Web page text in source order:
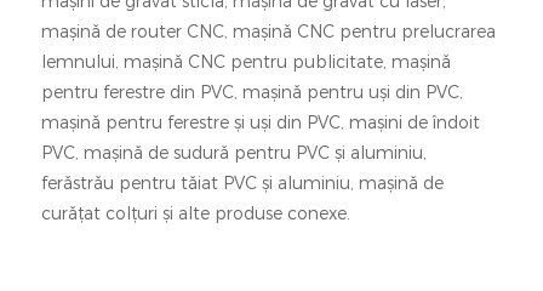
mașină de router CNC, mașină CNC pentru prelucrarea
lemnului, mașină CNC pentru publicitate, mașină
pentru ferestre din PVC, mașină pentru uși din PVC,
mașină pentru ferestre și uși din PVC, mașini de îndoit
PVC, mașină de sudură pentru PVC și aluminiu,
ferăstrău pentru tăiat PVC și aluminiu, mașină de
curățat colțuri și alte produse conexe.